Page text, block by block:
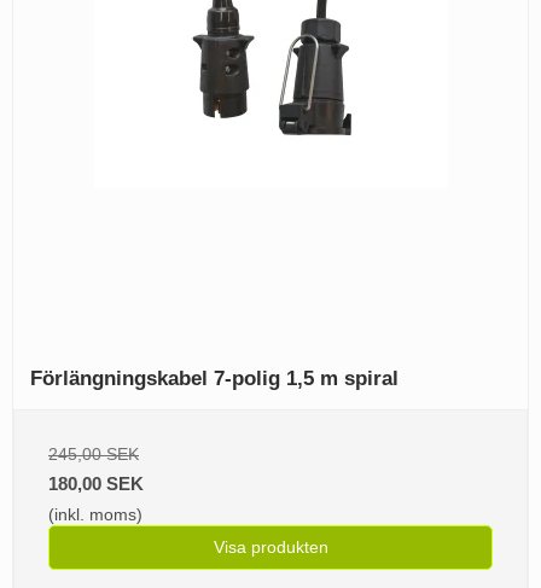
Förlängningskabel 7-polig 1,5 m spiral
245,00 SEK
180,00 SEK
(inkl. moms)
Visa produkten